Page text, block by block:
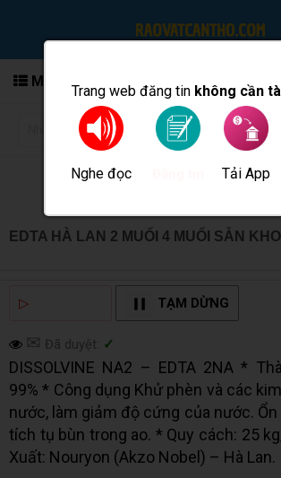
Trang web đăng tin không cần
Nghe đọc Tải App
MENU
EDTA HÀ LAN 2 MUỐI 4 MUỐI SẴN
▷ TẠM DỪNG
✉ Đã duyệt: ✓
DISSOLVINE NA2 – EDTA 2NA *
99% * Công dụng Khử phèn và các
nước, làm giảm độ cứng của nước.
tích tụ bùn trong ao. * Quy cách: 25
Xuất: Nouryon (Akzo Nobel) – Hà Lan.